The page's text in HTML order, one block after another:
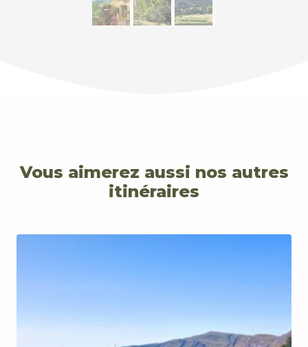
Vous aimerez aussi nos autres
itinéraires